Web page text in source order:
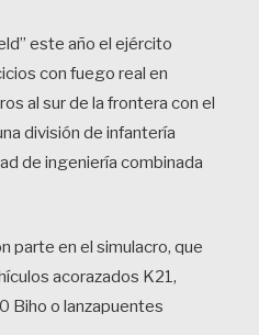
este año el ejército
con fuego real en
al sur de la frontera con el
división de infantería
de ingeniería combinada
parte en el simulacro, que
acorazados K21,
Biho o lanzapuentes